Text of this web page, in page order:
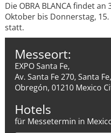
Die OBRA BLANCA findet
Oktober bis Donnerstag,
statt.
Messeort:
EXPO Santa Fe,
Av. Santa Fe 270, Santa
Obregón, 01210 Mexico
Hotels
für Messetermin in